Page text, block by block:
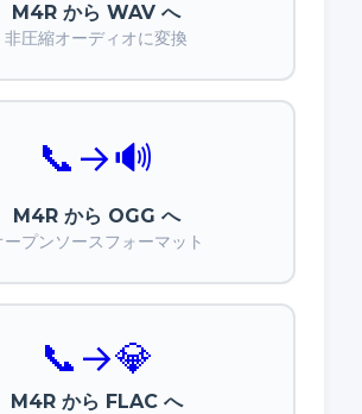
M4R から WAV へ
非圧縮オーディオに変換
📞 →🔊
M4R から OGG へ
ープンソースフォーマット
📞 →💎
M4R から FLAC へ